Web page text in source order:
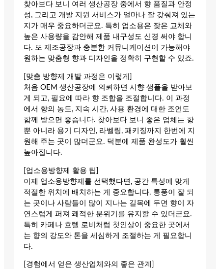
찾아보다 보니 여러 생산공장 중에서 향 품질과 안정
성, 그리고 개발 지원 서비스가 얼마나 잘 갖춰져 있는
지가 매우 중요하더군요. 특히 업소용은 잦은 교체와
높은 사용량을 감안해 제품 내구성도 신경 써야 합니
다. 또 제조공장과 충분한 커뮤니케이션이 가능해야
원하는 맞춤형 향과 디자인을 정확히 구현할 수 있죠.
[맞춤 방향제 개발 과정은 이렇게]
처음 OEM 생산공장에 의뢰하면 시향 샘플을 받아보
게 되고, 필요에 따라 향 조합을 조절합니다. 이 과정
에서 향의 농도, 지속 시간, 사용 환경에 대한 조언도
함께 받으면 좋습니다. 찾아보다 보니 좋은 업체는 향
뿐 아니라 용기 디자인, 라벨링, 패키징까지 한번에 지
원해 주는 곳이 많더군요. 덕분에 제품 완성도가 훨씬
높아집니다.
[업소용방향제 활용 팁]
이제 업소용방향제를 선택했다면, 공간 특성에 맞게
적절한 위치에 배치하는 게 중요합니다. 통풍이 잘 되
는 곳이나 사람들이 많이 지나는 길목에 두면 향이 자
연스럽게 퍼져 쾌적한 분위기를 유지할 수 있더군요.
특히 카페나 호텔 로비처럼 첫인상이 중요한 곳에서
는 향의 강도와 톤을 세심하게 조절하는 게 필요합니
다.
[경험에서 얻은 생산업체와의 좋은 관계]